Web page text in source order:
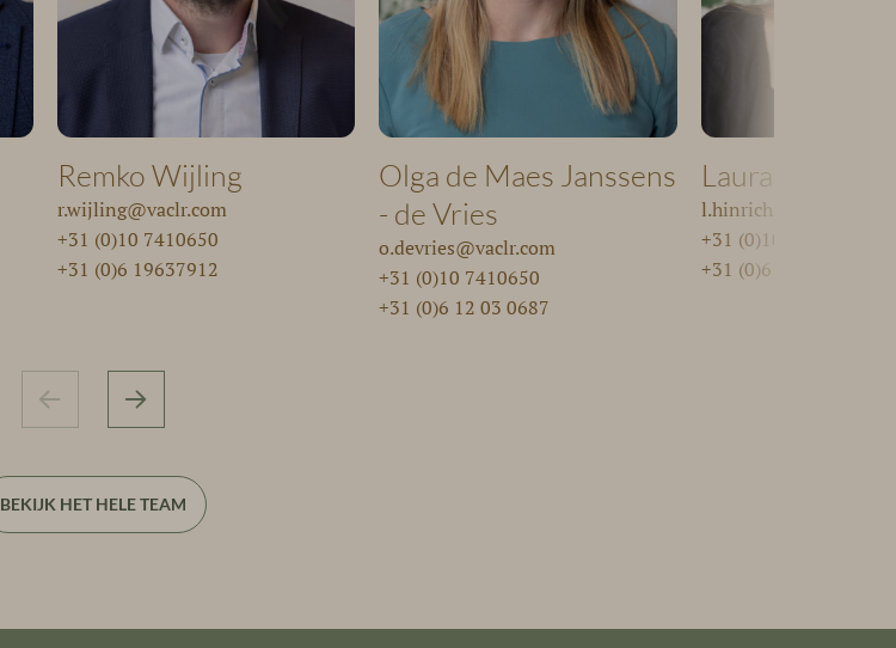
Remko Wijling
r.wijling@vaclr.com
+31 (0)10 7410650
+31 (0)6 19637912
Olga de Maes Janssens
- de Vries
o.devries@vaclr.com
+31 (0)10 7410650
+31 (0)6 12 03 0687
Laura Hinrichs
l.hinrichs@vaclr.com
+31 (0)10 7410650
+31 (0)6 82 76 3365
BEKIJK HET HELE TEAM